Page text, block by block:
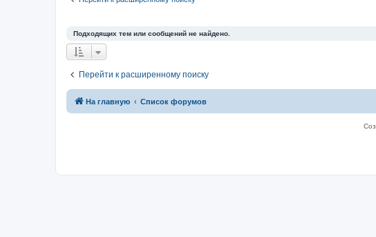
Подходящих тем или сообщений не найдено.
Перейти к расширенному поиску
На главную Список форумов